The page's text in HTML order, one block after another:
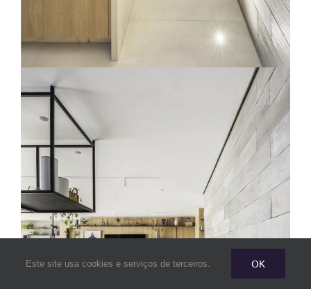
Este site usa cookies e serviços de terceiros. OK